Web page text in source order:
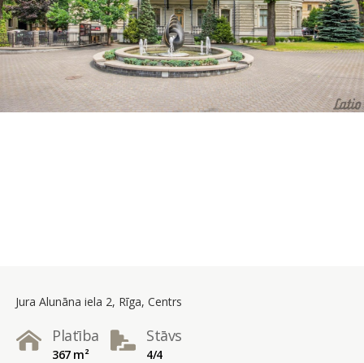
Jura Alunāna iela 2, Rīga, Centrs
Platība
367 m²
Stāvs
4/4